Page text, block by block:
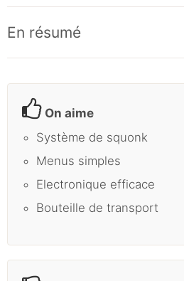
En résumé
On aime
Système de squonk
Menus simples
Electronique efficace
Bouteille de transport